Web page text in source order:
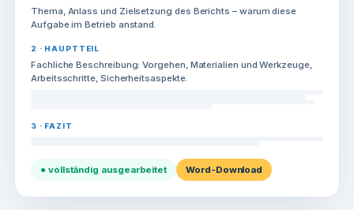
Thema, Anlass und Zielsetzung des Berichts – warum diese
Aufgabe im Betrieb anstand.
2 · HAUPTTEIL
Fachliche Beschreibung: Vorgehen, Materialien und Werkzeuge,
Arbeitsschritte, Sicherheitsaspekte.
3 · FAZIT
● vollständig ausgearbeitet Word-Download